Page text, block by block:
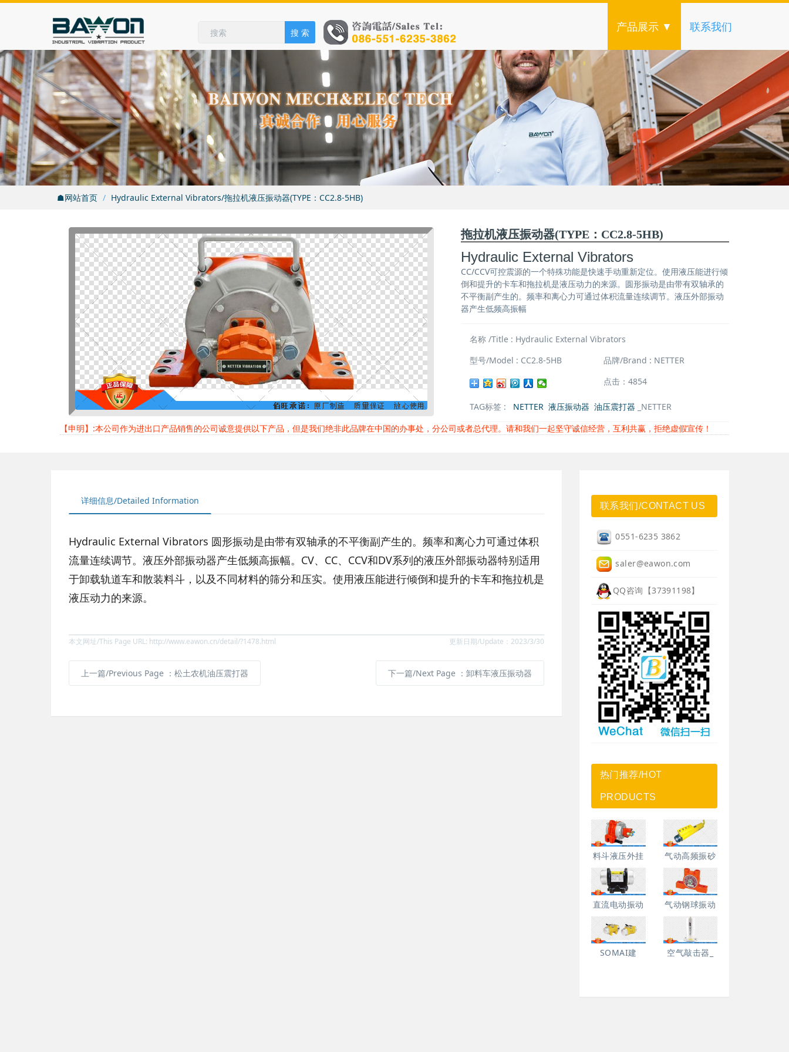
搜 索 产品展示 ▼ 联系我们
☗网站首页 Hydraulic External Vibrators/拖拉机液压振动器(TYPE：CC2.8-5HB)
拖拉机液压振动器(TYPE：CC2.8-5HB)
Hydraulic External Vibrators
CC/CCV可控震源的一个特殊功能是快速手动重新定位。使用液压能进行倾
倒和提升的卡车和拖拉机是液压动力的来源。圆形振动是由带有双轴承的
不平衡副产生的。频率和离心力可通过体积流量连续调节。液压外部振动
器产生低频高振幅
名称 /Title : Hydraulic External Vibrators
型号/Model : CC2.8-5HB
品牌/Brand : NETTER
点击：4854
TAG标签 : NETTER 液压振动器 油压震打器 _NETTER
【申明】:本公司作为进出口产品销售的公司诚意提供以下产品，但是我们绝非此品牌在中国的办事处，分公司或者总代理。请和我们一起坚守诚信经营，互利共赢，拒绝虚假宣传！
详细信息/Detailed Information
Hydraulic External Vibrators 圆形振动是由带有双轴承的不平衡副产生的。频率和离心力可通过体积
流量连续调节。液压外部振动器产生低频高振幅。CV、CC、CCV和DV系列的液压外部振动器特别适用
于卸载轨道车和散装料斗，以及不同材料的筛分和压实。使用液压能进行倾倒和提升的卡车和拖拉机是
液压动力的来源。
本文网址/This Page URL: http://www.eawon.cn/detail/?1478.html 更新日期/Update：2023/3/30
上一篇/Previous Page ：松土农机油压震打器 下一篇/Next Page ：卸料车液压振动器
联系我们/CONTACT US
0551-6235 3862
saler@eawon.com
QQ咨询【37391198】
热门推荐/HOT
PRODUCTS
料斗液压外挂 气动高频振砂
直流电动振动 气动钢球振动
SOMAI建 空气敲击器_